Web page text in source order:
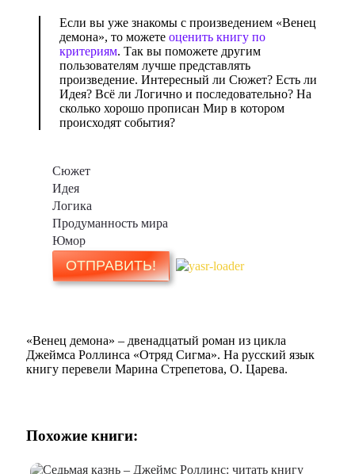
Сюжет
Идея
Логика
Продуманность мира
Юмор
Если вы уже знакомы с произведением «Венец
демона», то можете оценить книгу по
критериям. Так вы поможете другим
пользователям лучше представлять
произведение. Интересный ли Сюжет? Есть ли
Идея? Всё ли Логично и последовательно? На
сколько хорошо прописан Мир в котором
происходят события?
«Венец демона» – двенадцатый роман из цикла
Джеймса Роллинса «Отряд Сигма». На русский язык
книгу перевели Марина Стрепетова, О. Царева.
Похожие книги: